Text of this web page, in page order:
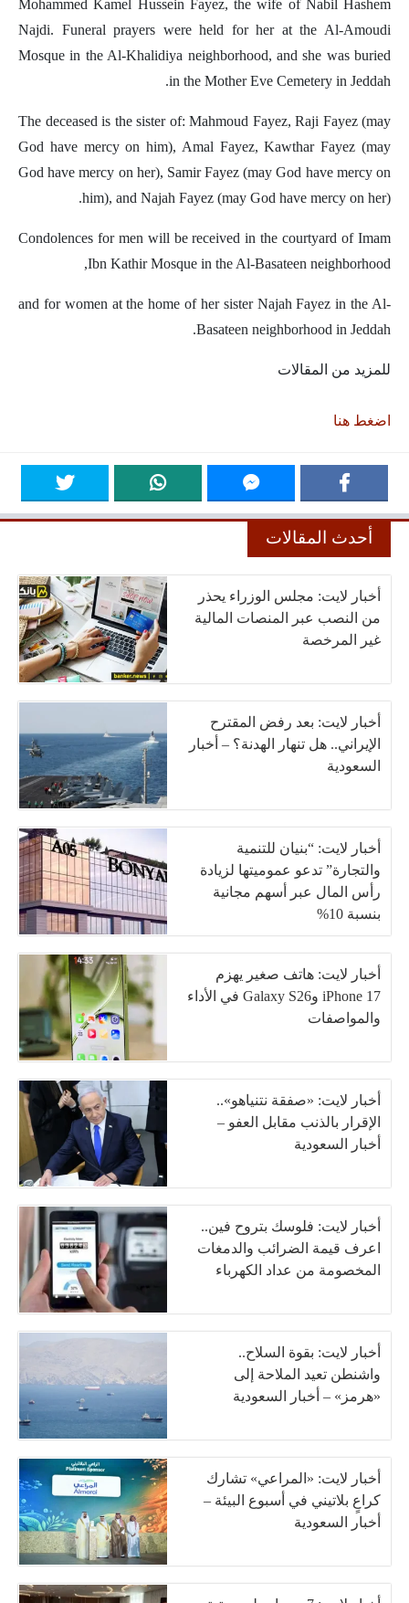
Mohammed Kamel Hussein Fayez, the wife of Nabil Hashem
Najdi. Funeral prayers were held for her at the Al-Amoudi
Mosque in the Al-Khalidiya neighborhood, and she was buried
in the Mother Eve Cemetery in Jeddah.
The deceased is the sister of: Mahmoud Fayez, Raji Fayez (may
God have mercy on him), Amal Fayez, Kawthar Fayez (may
God have mercy on her), Samir Fayez (may God have mercy on
him), and Najah Fayez (may God have mercy on her).
Condolences for men will be received in the courtyard of Imam
Ibn Kathir Mosque in the Al-Basateen neighborhood,
and for women at the home of her sister Najah Fayez in the Al-
Basateen neighborhood in Jeddah.
للمزيد من المقالات
اضغط هنا
أحدث المقالات
أخبار لايت: مجلس الوزراء يحذر
من النصب عبر المنصات المالية
غير المرخصة
أخبار لايت: بعد رفض المقترح
الإيراني.. هل تنهار الهدنة؟ – أخبار
السعودية
أخبار لايت: “بنيان للتنمية
والتجارة” تدعو عموميتها لزيادة
رأس المال عبر أسهم مجانية
بنسبة 10%
أخبار لايت: هاتف صغير يهزم
iPhone 17 وGalaxy S26 في الأداء
والمواصفات
أخبار لايت: «صفقة نتنياهو»..
الإقرار بالذنب مقابل العفو –
أخبار السعودية
أخبار لايت: فلوسك بتروح فين..
اعرف قيمة الضرائب والدمغات
المخصومة من عداد الكهرباء
أخبار لايت: بقوة السلاح..
واشنطن تعيد الملاحة إلى
«هرمز» – أخبار السعودية
أخبار لايت: «المراعي» تشارك
كراعٍ بلاتيني في أسبوع البيئة –
أخبار السعودية